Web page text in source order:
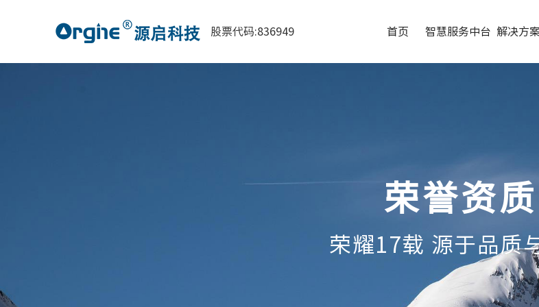
股票代码:836949 首页 智慧服务中台 解决方
荣誉资质
荣耀17载 源于品质